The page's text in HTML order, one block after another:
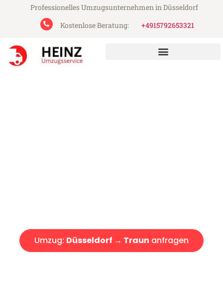
Professionelles Umzugsunternehmen in Düsseldorf
Kostenlose Beratung:
+4915792653321
Umzug: Düsseldorf → Traun anfragen